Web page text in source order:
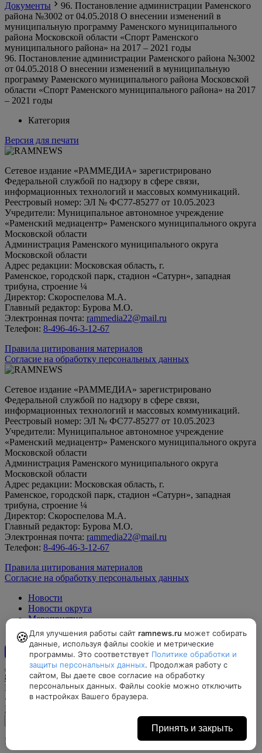
Документы
96. Постановление администрации Раменского
района №3002 от 04.05.2018 О внесении изменений в
муниципальную программу Раменского муниципального
района Московской области «Спорт Раменского
муниципального района» на 2017 – 2021 годы
96. Постановление администрации Раменского района №3002
от 04.05.2018 О внесении изменений в муниципальную
программу Раменского муниципального района Московской
области «Спорт Раменского муниципального района» на 2017
– 2021 годы
Категория
Версия для печати
Сетевое издание «РАММЕДИА» зарегистрировано
Федеральной службой по надзору в сфере связи,
информационных технологий и массовых коммуникаций.
Реестровый номер: ЭЛ № ФС77-85277 от 10.05.2023
Учредители: Муниципальное автономное учреждение
«Раменский медиацентр» Раменского муниципального округа
Московской области
Администрация Раменского муниципального округа
Московской области
Адрес редакции: Московская область, г.
Раменское, городской парк, стадион «Сатурн», западная
трибуна, строение ¼
Директор: Скороспелова М.А.
Главный редактор: Бурова М.О.
Электронная почта: rammedia22@mail.ru
Телефон: 8-496-46-3-12-67
Правила цитирования материалов
Согласие на обработку персональных данных
Сетевое издание «РАММЕДИА» зарегистрировано
Федеральной службой по надзору в сфере связи,
информационных технологий и массовых коммуникаций.
Реестровый номер: ЭЛ № ФС77-85277 от 10.05.2023
Учредители: Муниципальное автономное учреждение
«Раменский медиацентр» Раменского муниципального округа
Московской области
Администрация Раменского муниципального округа
Московской области
Адрес редакции: Московская область, г.
Раменское, городской парк, стадион «Сатурн», западная
трибуна, строение ¼
Директор: Скороспелова М.А.
Главный редактор: Бурова М.О.
Электронная почта: rammedia22@mail.ru
Телефон: 8-496-46-3-12-67
Правила цитирования материалов
Согласие на обработку персональных данных
Новости
Новости округа
Мероприятия
Официально
12+
8-496-46-3-12-67, rammedia22@mail.ru
Московская область, г. Раменское, городской парк, стадион
«Сатурн», западная трибуна, строение ¼
Найти на карте
Все права защищены © МАУ «Раменский медиацентр»
🍪 Для улучшения работы сайт ramnews.ru может собирать
данные, используя файлы cookie и метрические
программы. Это соответствует Политике обработки и
защиты персональных данных. Продолжая работу с
сайтом, Вы даете свое согласие на обработку
персональных данных. Файлы cookie можно отключить
в настройках Вашего браузера.
Принять и закрыть